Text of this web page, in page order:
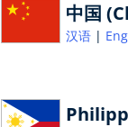
中国
汉语